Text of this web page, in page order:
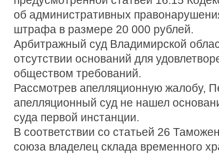
об административных
штрафа в размере 20 000 рублей.
Арбитражный суд Владимирской
отсутствии оснований для
обществом требований.
Рассмотрев апелляционную жалобу,
апелляционный суд не нашел
суда первой инстанции.
В соответствии со статьей 26
союза владелец склада временного